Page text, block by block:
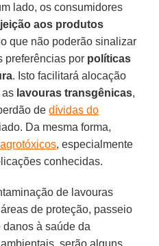
lado, os consumidores
aos produtos
que não poderão sinalizar
preferências por políticas
. Isto facilitará alocação
as lavouras transgênicas,
dedívidas do
Da mesma forma,
, especialmente
conhecidas.
de lavouras
de proteção, passeio
à saúde da
serão alguns